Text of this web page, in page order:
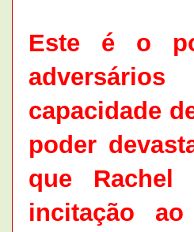
Este é o
capacidade
poder
que Rachel
incitação